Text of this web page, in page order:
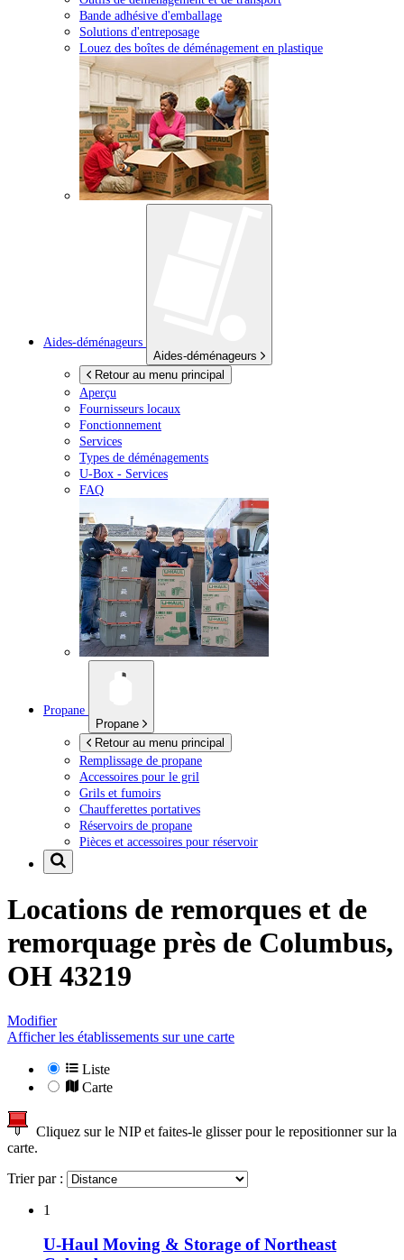
Bande adhésive d'emballage
Solutions d'entreposage
Louez des boîtes de déménagement en plastique
Aides-déménageurs
Aides-déménageurs
Retour au menu principal
Aperçu
Fournisseurs locaux
Fonctionnement
Services
Types de déménagements
U-Box - Services
FAQ
Propane
Propane
Retour au menu principal
Remplissage de propane
Accessoires pour le gril
Grils et fumoirs
Chaufferettes portatives
Réservoirs de propane
Pièces et accessoires pour réservoir
Locations de remorques et de
remorquage près de Columbus,
OH 43219
Modifier
Afficher les établissements sur une carte
Liste
Carte
Cliquez sur le NIP et faites-le glisser pour le repositionner sur la
carte.
Trier par :
1
U-Haul Moving & Storage of Northeast